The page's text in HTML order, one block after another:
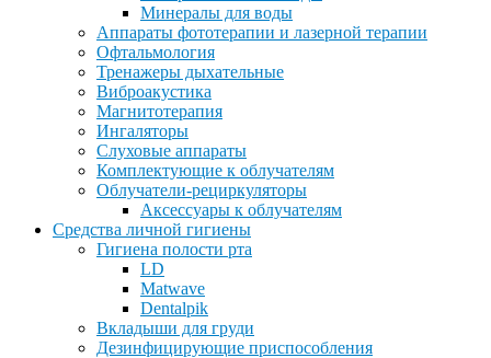
Минералы для воды
Аппараты фототерапии и лазерной терапии
Офтальмология
Тренажеры дыхательные
Виброакустика
Магнитотерапия
Ингаляторы
Слуховые аппараты
Комплектующие к облучателям
Облучатели-рециркуляторы
Аксессуары к облучателям
Средства личной гигиены
Гигиена полости рта
LD
Matwave
Dentalpik
Вкладыши для груди
Дезинфицирующие приспособления